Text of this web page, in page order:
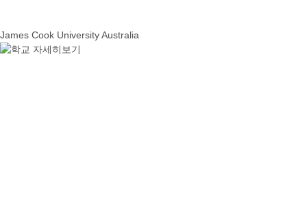
James Cook University Australia